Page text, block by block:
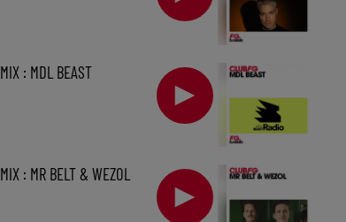
MIX : MDL BEAST
MIX : MR BELT & WEZOL